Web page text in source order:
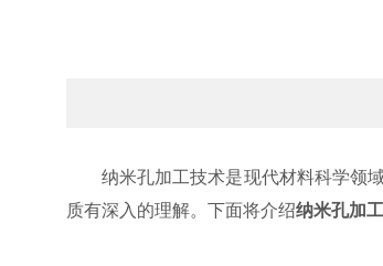
纳米孔加工技术是现代材料科学领域
质有深入的理解。下面将介绍纳米孔加工